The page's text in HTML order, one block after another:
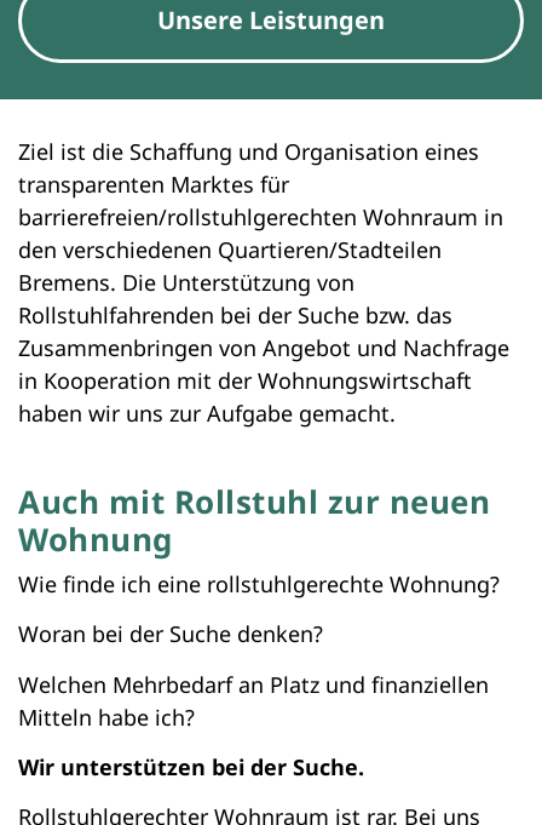
Unsere Leistungen
Ziel ist die Schaffung und Organisation eines
transparenten Marktes für
barrierefreien/rollstuhlgerechten Wohnraum in
den verschiedenen Quartieren/Stadteilen
Bremens. Die Unterstützung von
Rollstuhlfahrenden bei der Suche bzw. das
Zusammenbringen von Angebot und Nachfrage
in Kooperation mit der Wohnungswirtschaft
haben wir uns zur Aufgabe gemacht.
Auch mit Rollstuhl zur neuen
Wohnung
Wie finde ich eine rollstuhlgerechte Wohnung?
Woran bei der Suche denken?
Welchen Mehrbedarf an Platz und finanziellen
Mitteln habe ich?
Wir unterstützen bei der Suche.
Rollstuhlgerechter Wohnraum ist rar. Bei uns